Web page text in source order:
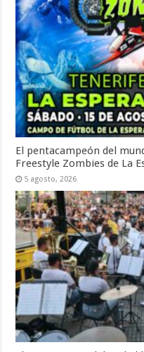
El pentacampeón del
Freestyle Zombies de La
5 agosto, 2026